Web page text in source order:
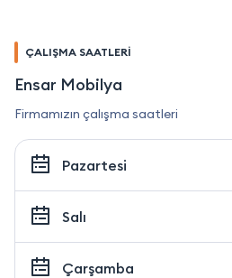
ÇALIŞMA SAATLERİ
Ensar Mobilya
Firmamızın çalışma saatleri
Pazartesi
Salı
Çarşamba